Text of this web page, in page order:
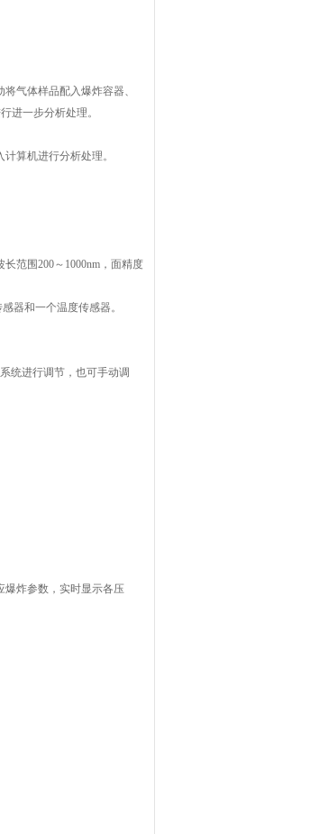
气体样品配入爆炸容器、
进一步分析处理。
算机进行分析处理。
范围200～1000nm，面精度
器和一个温度传感器。
统进行调节，也可手动调
爆炸参数，实时显示各压